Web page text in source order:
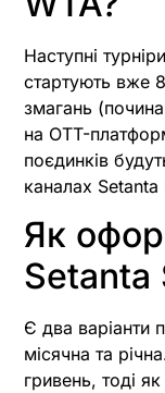
Наступні
стартують вже
змагань
на OTT-
поєдинків
каналах
Як
Setanta
Є два варіанти
місячна та
гривень, тоді